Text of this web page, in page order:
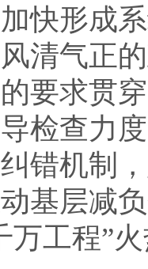
快形成
清气正
要求贯
检查力
错机制
基层减
万工程”